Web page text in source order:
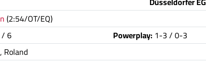
(2:54/OT/EQ)
6 Powerplay: 1-3 / 0-3
Roland